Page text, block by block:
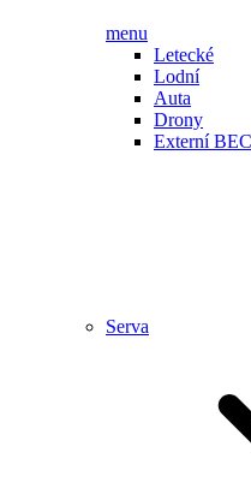
menu
Letecké
Lodní
Auta
Drony
Externí BEC
Serva